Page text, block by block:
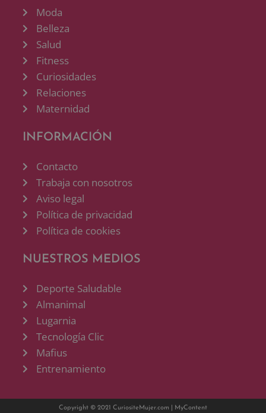
Moda
Belleza
Salud
Fitness
Curiosidades
Relaciones
Maternidad
INFORMACIÓN
Contacto
Trabaja con nosotros
Aviso legal
Política de privacidad
Política de cookies
NUESTROS MEDIOS
Deporte Saludable
Almanimal
Lugarnia
Tecnología Clic
Mafius
Entrenamiento
Copyright © 2021 CuriositeMujer.com | MyContent